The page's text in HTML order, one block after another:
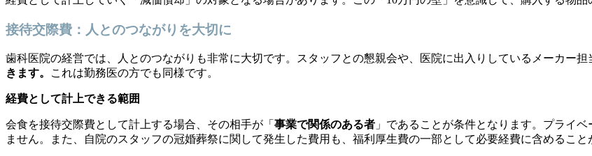
接待交際費：人とのつながりを大切に
歯科医院の経営では、人とのつながりも非常に大切です。スタッフとの懇親会や、医院に出入りしているメーカー担
きます。
これは勤務医の方でも同様です。
経費として計上できる範囲
会食を接待交際費として計上する場合、その相手が「 事業で関係のある者 」であることが条件となります。プライ
ません。また、自院のスタッフの冠婚葬祭に関して発生した費用も、福利厚生費の一部として必要経費に含めること